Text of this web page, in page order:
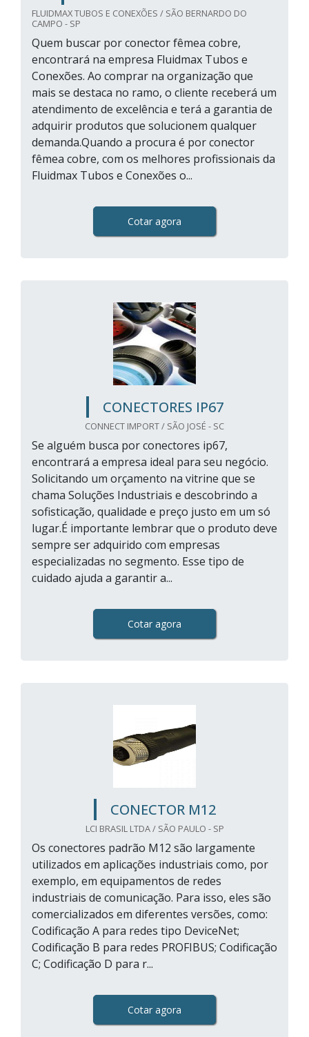
FLUIDMAX TUBOS E CONEXÕES / SÃO BERNARDO DO
CAMPO - SP
Quem buscar por conector fêmea cobre,
encontrará na empresa Fluidmax Tubos e
Conexões. Ao comprar na organização que
mais se destaca no ramo, o cliente receberá um
atendimento de excelência e terá a garantia de
adquirir produtos que solucionem qualquer
demanda.Quando a procura é por conector
fêmea cobre, com os melhores profissionais da
Fluidmax Tubos e Conexões o...
Cotar agora
CONECTORES IP67
CONNECT IMPORT / SÃO JOSÉ - SC
Se alguém busca por conectores ip67,
encontrará a empresa ideal para seu negócio.
Solicitando um orçamento na vitrine que se
chama Soluções Industriais e descobrindo a
sofisticação, qualidade e preço justo em um só
lugar.É importante lembrar que o produto deve
sempre ser adquirido com empresas
especializadas no segmento. Esse tipo de
cuidado ajuda a garantir a...
Cotar agora
CONECTOR M12
LCI BRASIL LTDA / SÃO PAULO - SP
Os conectores padrão M12 são largamente
utilizados em aplicações industriais como, por
exemplo, em equipamentos de redes
industriais de comunicação. Para isso, eles são
comercializados em diferentes versões, como:
Codificação A para redes tipo DeviceNet;
Codificação B para redes PROFIBUS; Codificação
C; Codificação D para r...
Cotar agora